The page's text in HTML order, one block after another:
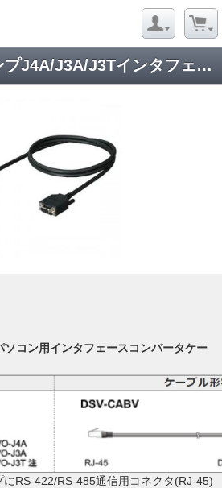
三菱ACサーボアンプJ4A/J3A/J3Tインタフェースコンバータケーブル DSV-CABV
コン用インタフェースコンバータケー
RS-422/RS-485通信用コネクタ(RJ-45)